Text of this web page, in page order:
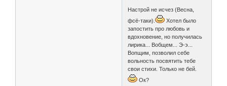
Настрой не исчез (Весна,
фсё-таки).
Хотел было
запостить про любовь и
вдохновение, но получилась
лирика... Вобщем... Э-э...
Вопщим, позволил себе
вольность посвятить тебе
свои стихи. Только не бей.
Ок?